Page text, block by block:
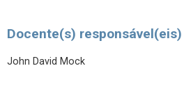
Docente(s) responsável(eis)
John David Mock